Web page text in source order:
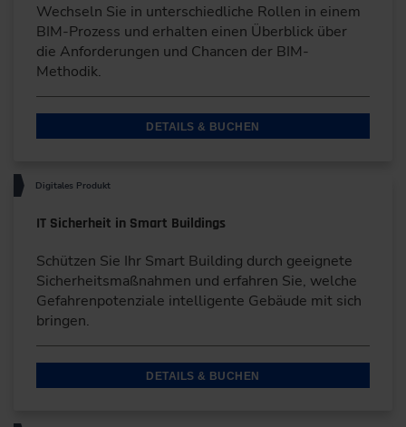
Wechseln Sie in unterschiedliche Rollen in einem
BIM-Prozess und erhalten einen Überblick über
die Anforderungen und Chancen der BIM-
Methodik.
DETAILS & BUCHEN
Digitales Produkt
IT Sicherheit in Smart Buildings
Schützen Sie Ihr Smart Building durch geeignete
Sicherheitsmaßnahmen und erfahren Sie, welche
Gefahrenpotenziale intelligente Gebäude mit sich
bringen.
DETAILS & BUCHEN